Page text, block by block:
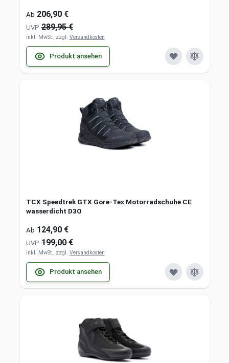
Ab 206,90 €
UVP 289,95 €
inkl. MwSt., zzgl. Versandkosten
Produkt ansehen
TCX Speedtrek GTX Gore-Tex Motorradschuhe CE
wasserdicht D3O
Ab 124,90 €
UVP 199,00 €
inkl. MwSt., zzgl. Versandkosten
Produkt ansehen